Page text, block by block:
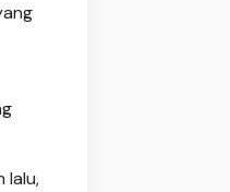
lalu,